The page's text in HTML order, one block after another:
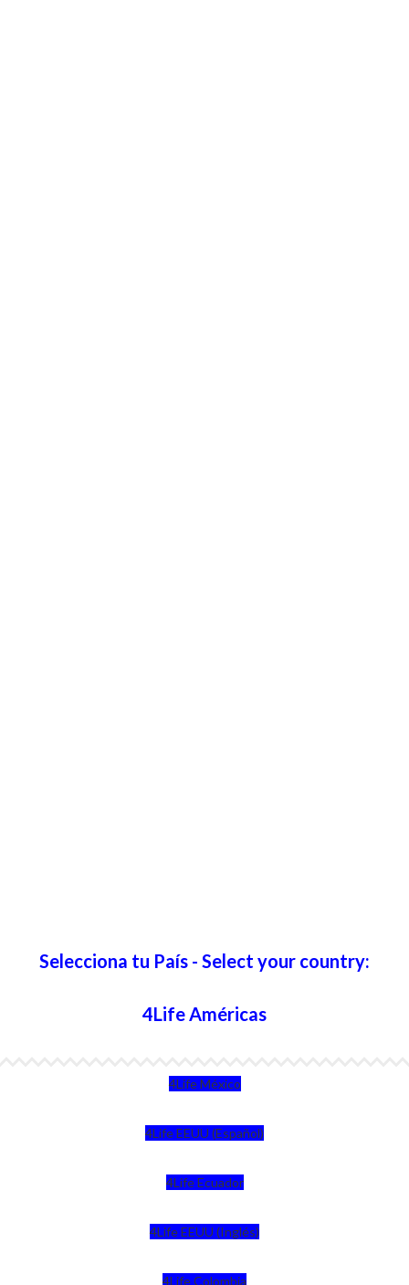
Selecciona tu País - Select your country:
4Life Américas
4Life México
4Life EEUU (Español)
4Life Ecuador
4Life EEUU (Inglés)
4Life Colombia